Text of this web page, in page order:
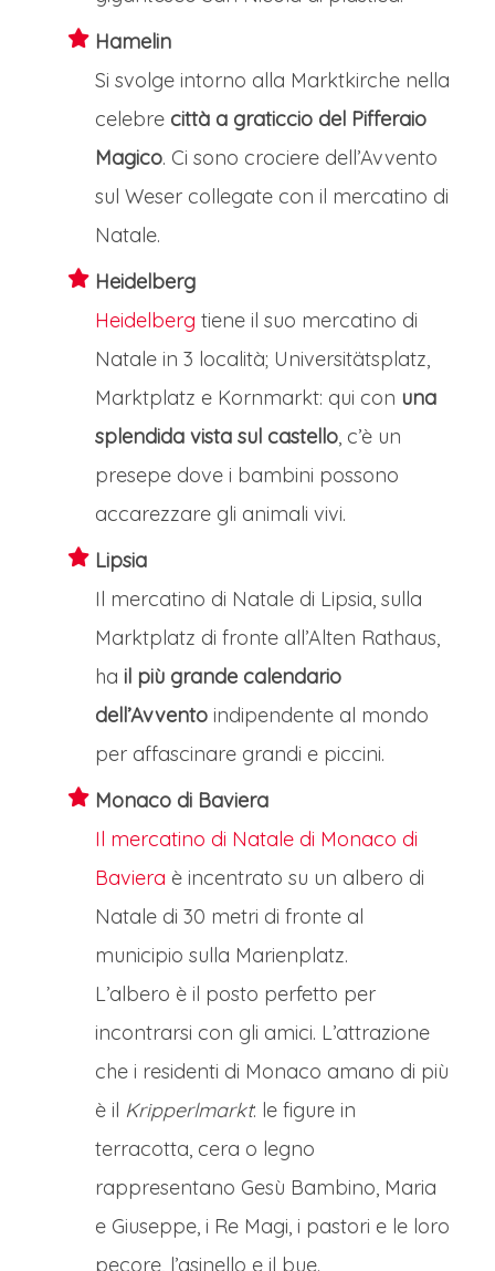
Hamelin
Si svolge intorno alla Marktkirche nella
celebre città a graticcio del Pifferaio
Magico. Ci sono crociere dell’Avvento
sul Weser collegate con il mercatino di
Natale.
Heidelberg
Heidelberg tiene il suo mercatino di
Natale in 3 località; Universitätsplatz,
Marktplatz e Kornmarkt: qui con una
splendida vista sul castello, c’è un
presepe dove i bambini possono
accarezzare gli animali vivi.
Lipsia
Il mercatino di Natale di Lipsia, sulla
Marktplatz di fronte all’Alten Rathaus,
ha il più grande calendario
dell’Avvento indipendente al mondo
per affascinare grandi e piccini.
Monaco di Baviera
Il mercatino di Natale di Monaco di
Baviera è incentrato su un albero di
Natale di 30 metri di fronte al
municipio sulla Marienplatz.
L’albero è il posto perfetto per
incontrarsi con gli amici. L’attrazione
che i residenti di Monaco amano di più
è il Kripperlmarkt: le figure in
terracotta, cera o legno
rappresentano Gesù Bambino, Maria
e Giuseppe, i Re Magi, i pastori e le loro
pecore, l’asinello e il bue.